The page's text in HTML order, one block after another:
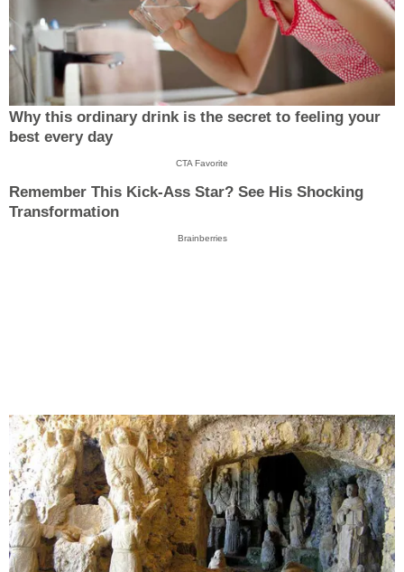
Why this ordinary drink is the secret to feeling your
best every day
CTA Favorite
Remember This Kick-Ass Star? See His Shocking
Transformation
Brainberries